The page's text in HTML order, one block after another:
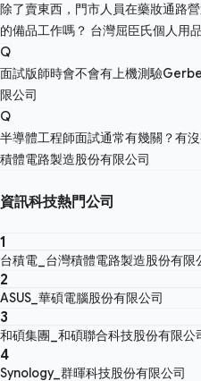
除了賣東西，門市人員在藥妝通路
的備品工作嗎？ 台灣屈臣氏個人用
Q
面試版師時會不會有上機測驗
限公司
Q
半導體工程師面試通常有幾關？有
積體電路製造股份有限公司
資訊科技熱門公司
1
台積電_台灣積體電路製造股份有限
2
ASUS_華碩電腦股份有限公司
3
和碩集團_和碩聯合科技股份有限公
4
Synology_群暉科技股份有限公司